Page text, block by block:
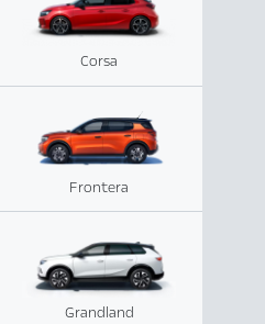
Corsa
Frontera
Grandland